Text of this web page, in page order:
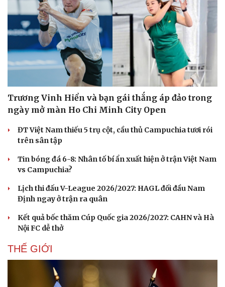
Trương Vinh Hiển và bạn gái thắng áp đảo trong
ngày mở màn Ho Chi Minh City Open
ĐT Việt Nam thiếu 5 trụ cột, cầu thủ Campuchia tươi rói
trên sân tập
Tin bóng đá 6-8: Nhân tố bí ẩn xuất hiện ở trận Việt Nam
vs Campuchia?
Lịch thi đấu V-League 2026/2027: HAGL đối đầu Nam
Định ngay ở trận ra quân
Kết quả bốc thăm Cúp Quốc gia 2026/2027: CAHN và Hà
Nội FC dễ thở
THẾ GIỚI